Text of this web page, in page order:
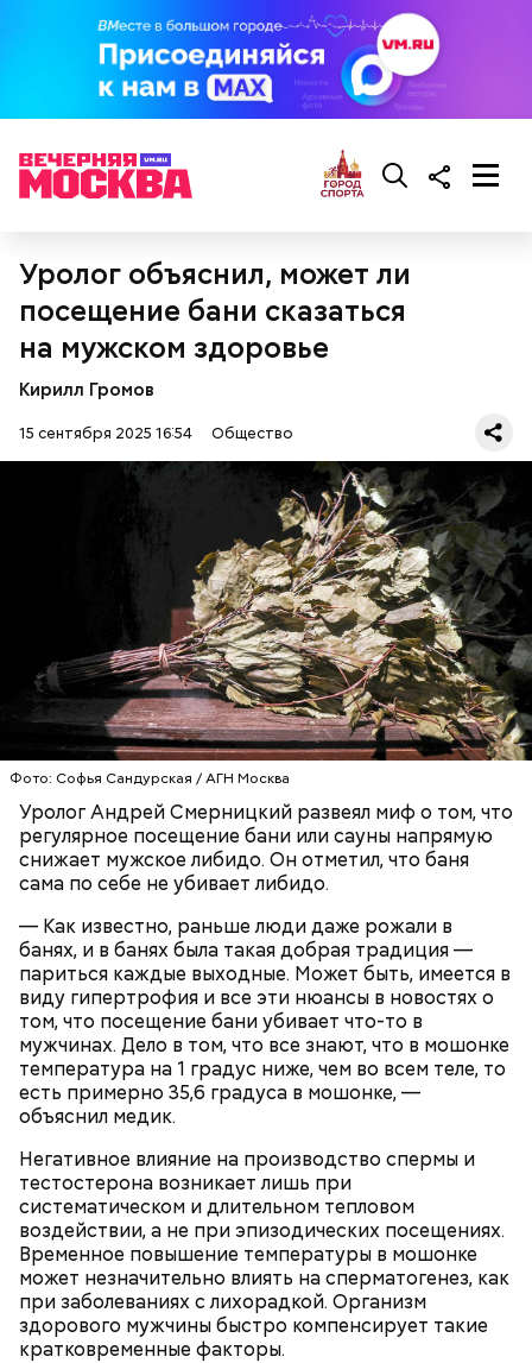
Уролог объяснил, может ли
посещение бани сказаться
на мужском здоровье
Кирилл Громов
15 сентября 2025 16:54 Общество
Фото: Софья Сандурская / АГН Москва
Уролог Андрей Смерницкий развеял миф о том, что
регулярное посещение бани или сауны напрямую
снижает мужское либидо. Он отметил, что баня
сама по себе не убивает либидо.
— Как известно, раньше люди даже рожали в
банях, и в банях была такая добрая традиция —
париться каждые выходные. Может быть, имеется в
виду гипертрофия и все эти нюансы в новостях о
том, что посещение бани убивает что-то в
мужчинах. Дело в том, что все знают, что в мошонке
температура на 1 градус ниже, чем во всем теле, то
есть примерно 35,6 градуса в мошонке, —
объяснил медик.
Негативное влияние на производство спермы и
тестостерона возникает лишь при
систематическом и длительном тепловом
воздействии, а не при эпизодических посещениях.
Временное повышение температуры в мошонке
может незначительно влиять на сперматогенез, как
при заболеваниях с лихорадкой. Организм
здорового мужчины быстро компенсирует такие
кратковременные факторы.
Грибным дождем называют те осадки, которые
выпадают в солнечную погоду. Считается, что
после них в лесу появляется много грибов, поэтому
дождь и прозвали грибным. Август же считается
началом грибного сезона, поэтому 6-го числа этого
месяца отмечается День грибного дождя. В этот
праздник принято отправляться в лес собирать
грибы, даже если на улице непогода.
Терапевт Кондрахин назвал
продукты и напитки, которые
выводят токсины из организма
Ранние плоды, по словам врача, лучше не есть:
беременным, кормящим женщинам;
людям с ослабленной иммунной системой;
пожилым;
детям.
— Там может содержаться огромное количество
нитратов, которое вызовет головокружение,
гипоксию и ухудшение физического состояния, —
предостерегла Соломатина.
Чистит сосуды и защищает от
рака: чем полезен кресс-салат